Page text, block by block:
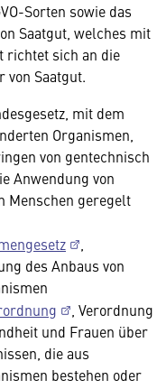
Sorten sowie das
Saatgut, welches mit
richtet sich an die
Saatgut.
mit dem
Organismen,
von gentechnisch
Anwendung von
Menschen geregelt
des Anbaus von
, Verordnung
und Frauen über
die aus
bestehen oder